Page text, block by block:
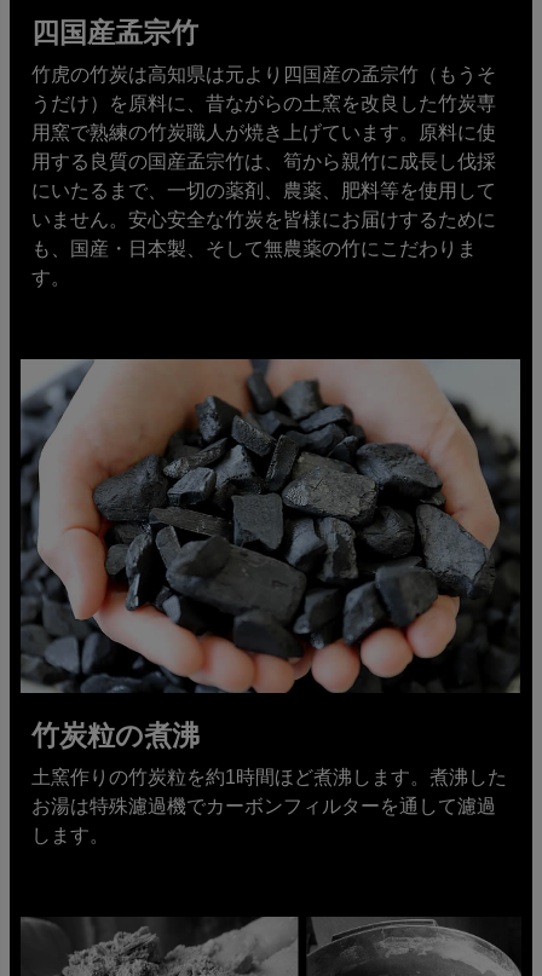
四国産孟宗竹
竹虎の竹炭は高知県は元より四国産の孟宗竹（もうそ
うだけ）を原料に、昔ながらの土窯を改良した竹炭専
用窯で熟練の竹炭職人が焼き上げています。原料に使
用する良質の国産孟宗竹は、筍から親竹に成長し伐採
にいたるまで、一切の薬剤、農薬、肥料等を使用して
いません。安心安全な竹炭を皆様にお届けするために
も、国産・日本製、そして無農薬の竹にこだわりま
す。
竹炭粒の煮沸
土窯作りの竹炭粒を約1時間ほど煮沸します。煮沸した
お湯は特殊濾過機でカーボンフィルターを通して濾過
します。